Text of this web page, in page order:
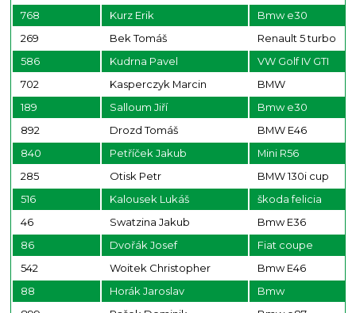
768
Kurz Erik
Bmw e30
269
Bek Tomáš
Renault 5 turbo
586
Kudrna Pavel
VW Golf IV GTI
702
Kasperczyk Marcin
BMW
189
Salloum Jiří
Bmw e30
892
Drozd Tomáš
BMW E46
840
Petříček Jakub
Mini R56
285
Otisk Petr
BMW 130i cup
516
Kalousek Lukáš
škoda felicia
46
Swatzina Jakub
Bmw E36
86
Dvořák Josef
Fiat coupe
542
Woitek Christopher
Bmw E46
88
Horák Jaroslav
Bmw